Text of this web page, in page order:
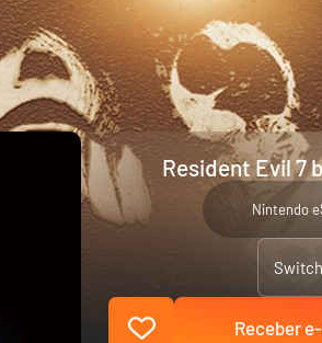
Resident Evil 7
Nintendo
Receber